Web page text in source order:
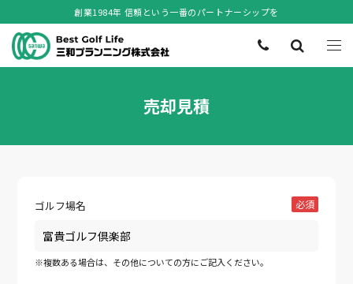
創業1984年 信頼という一番のパートナーシップを
売却見積
ゴルフ場名 必須
※複数ある場合は、その他についての方にご記入ください。